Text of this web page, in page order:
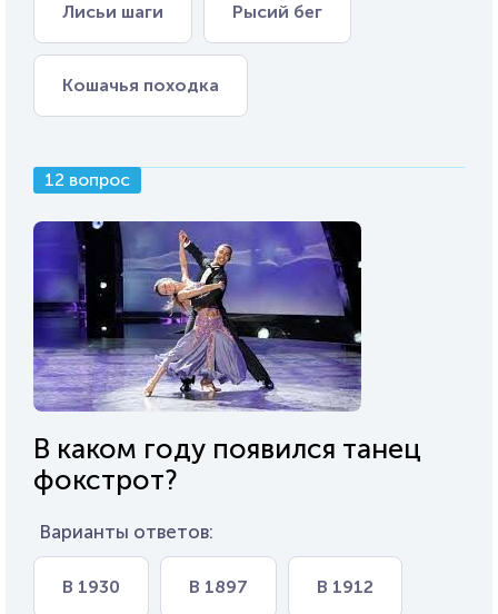
Лисьи шаги Рысий бег
Кошачья походка
12 вопрос
В каком году появился танец
фокстрот?
Варианты ответов:
В 1930 В 1897 В 1912